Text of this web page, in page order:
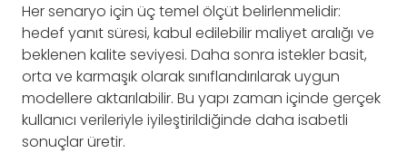
Her senaryo için üç temel ölçüt belirlenmelidir:
hedef yanıt süresi, kabul edilebilir maliyet aralığı ve
beklenen kalite seviyesi. Daha sonra istekler basit,
orta ve karmaşık olarak sınıflandırılarak uygun
modellere aktarılabilir. Bu yapı zaman içinde gerçek
kullanıcı verileriyle iyileştirildiğinde daha isabetli
sonuçlar üretir.